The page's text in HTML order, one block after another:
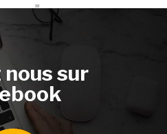
nous sur